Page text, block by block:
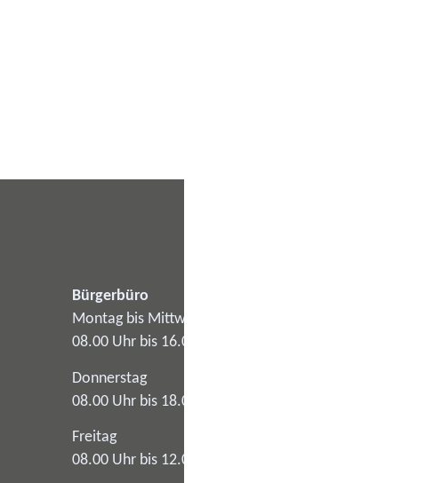
Bürgerbüro
Montag bis Mittwoch
08.00 Uhr bis 16.00 Uhr
Donnerstag
08.00 Uhr bis 18.00 Uhr
Freitag
08.00 Uhr bis 12.00 Uhr